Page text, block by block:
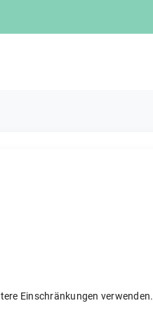
Einschränkungen verwenden.